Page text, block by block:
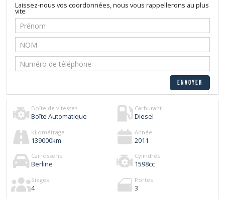
Laissez-nous vos coordonnées, nous vous rappellerons au plus
vite
Boîte de vitesses
Boîte Automatique
Carburant
Diesel
Kilométrage
139000km
Année
2011
Carrosserie
Berline
Cylindrée
1598cc
Sièges
4
Portes
3